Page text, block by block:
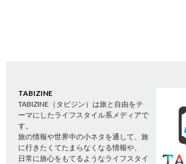
TABIZINE
TABIZINE（タビジン）は旅と自由をテ
ーマにしたライフスタイル系メディアで
す。
旅の情報や世界中の小ネタを通して、旅
に行きたくてたまらなくなる情報や、
日常に旅心をもてるようなライフスタイ